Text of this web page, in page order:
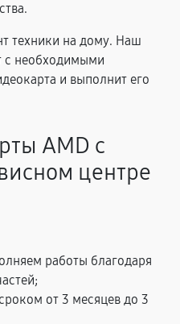
техники на дому. Наш
с необходимыми
и выполнит его
AMD с
центре
работы благодаря
от 3 месяцев до 3